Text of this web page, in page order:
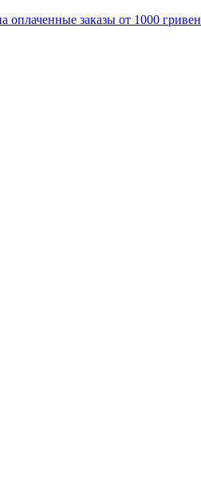
оплаченные заказы от 1000 гривен